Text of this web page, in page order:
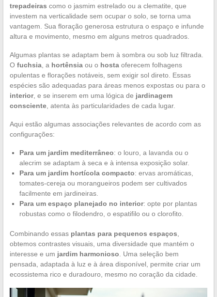
trepadeiras como o jasmim estrelado ou a clematite, que
investem na verticalidade sem ocupar o solo, se torna uma
vantagem. Sua floração generosa estrutura o espaço e infunde
altura e movimento, mesmo em alguns metros quadrados.
Algumas plantas se adaptam bem à sombra ou sob luz filtrada.
O fuchsia, a hortênsiaou o hostaoferecem folhagens
opulentas e florações notáveis, sem exigir sol direto. Essas
espécies são adequadas para áreas menos expostas ou para o
interior, e se inserem em uma lógica de jardinagem
consciente, atenta às particularidades de cada lugar.
Aqui estão algumas associações relevantes de acordo com as
configurações:
Para um jardim mediterrâneo: o louro, a lavanda ou o
alecrim se adaptam à seca e à intensa exposição solar.
Para um jardim hortícola compacto: ervas aromáticas,
tomates-cereja ou morangueiros podem ser cultivados
facilmente em jardineiras.
Para um espaço planejado no interior: opte por plantas
robustas como o filodendro, o espatifilo ou o clorofito.
Combinando essas plantas para pequenos espaços
obtemos contrastes visuais, uma diversidade que mantém o
interesse e um jardim harmonioso . Uma seleção bem
pensada, adaptada à luz e à área disponível, permite criar um
ecossistema rico e duradouro, mesmo no coração da cidade.